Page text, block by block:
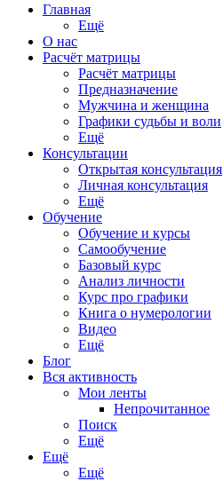
Главная
Ещё
О нас
Расчёт матрицы
Расчёт матрицы
Предназначение
Мужчина и женщина
Графики судьбы и воли
Ещё
Консультации
Открытая консультация
Личная консультация
Ещё
Обучение
Обучение и курсы
Самообучение
Базовый курс
Анализ личности
Курс про графики
Книга о нумерологии
Видео
Ещё
Блог
Вся активность
Мои ленты
Непрочитанное
Поиск
Ещё
Ещё
Ещё